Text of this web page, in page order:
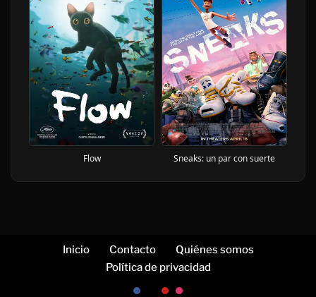
Flow Sneaks: un par con suerte
Inicio Contacto
Quiénes somos
Política de privacidad